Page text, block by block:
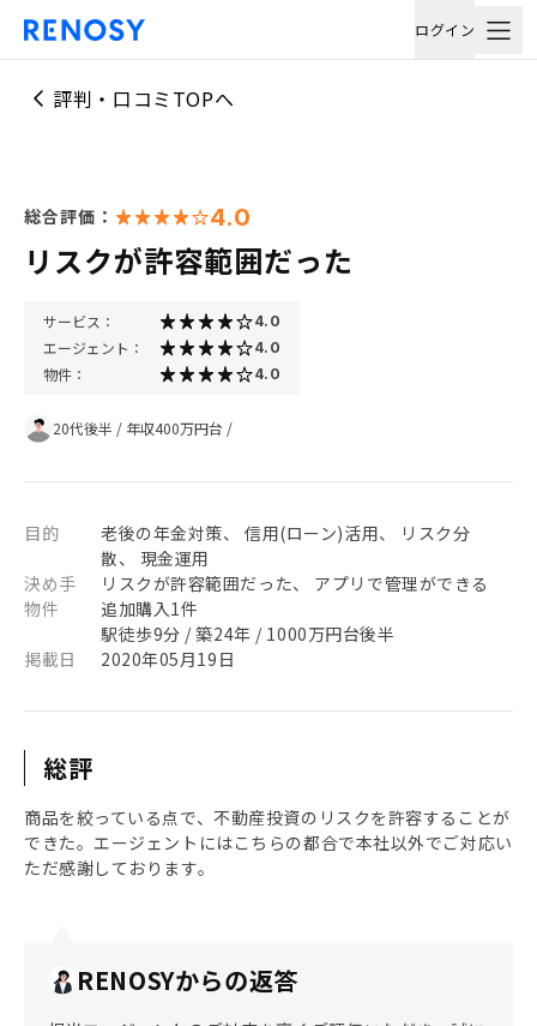
ログイン
評判・口コミTOPへ
総合評価： 4.0
リスクが許容範囲だった
サービス： 4.0
エージェント： 4.0
物件： 4.0
20代後半 / 年収400万円台 /
目的
老後の年金対策、 信用(ローン)活用、 リスク分
散、 現金運用
決め手
リスクが許容範囲だった、 アプリで管理ができる
物件
追加購入1件
駅徒歩9分 / 築24年 / 1000万円台後半
掲載日
2020年05月19日
総評
商品を絞っている点で、不動産投資のリスクを許容することが
できた。エージェントにはこちらの都合で本社以外でご対応い
ただ感謝しております。
RENOSYからの返答